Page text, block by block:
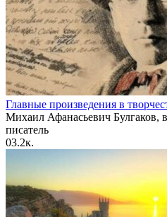
Главные произведения в
Михаил Афанасьевич Булгаков,
писатель
03.2к.